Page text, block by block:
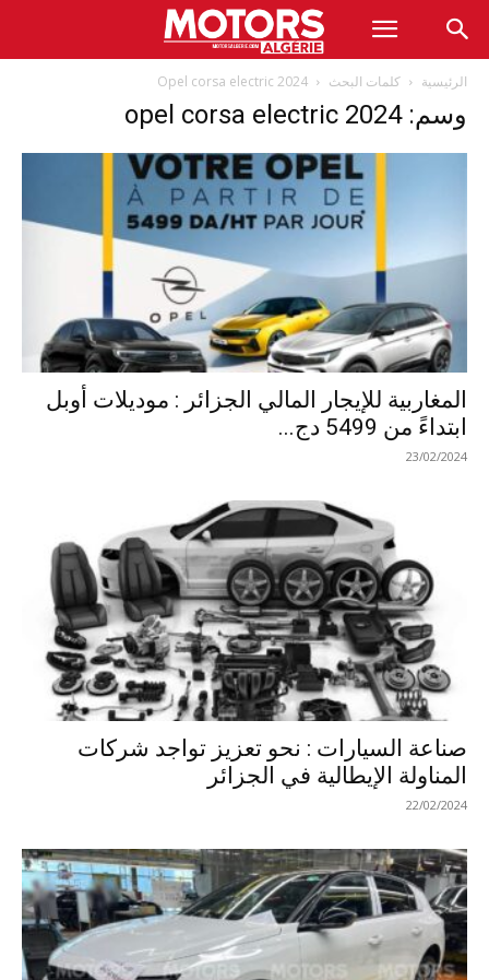
الرئيسية كلمات البحث Opel corsa electric 2024
وسم: opel corsa electric 2024
المغاربية للإيجار المالي الجزائر : موديلات أوبل
ابتداءً من 5499 دج...
23/02/2024
صناعة السيارات : نحو تعزيز تواجد شركات
المناولة الإيطالية في الجزائر
22/02/2024